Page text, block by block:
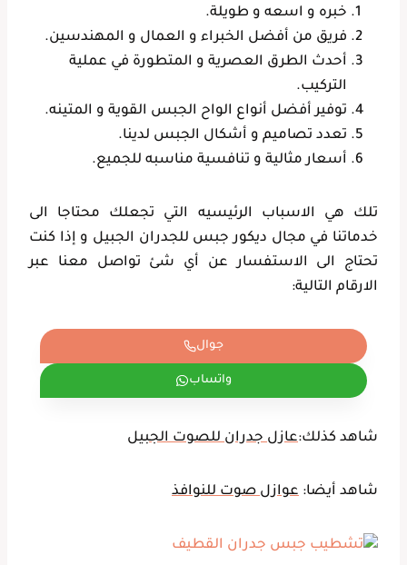
خبره و اسعه و طويلة.
فريق من أفضل الخبراء و العمال و المهندسين.
أحدث الطرق العصرية و المتطورة في عملية
التركيب.
توفير أفضل أنواع الواح الجبس القوية و المتينه.
تعدد تصاميم و أشكال الجبس لدينا.
أسعار مثالية و تنافسية مناسبه للجميع.
تلك هي الاسباب الرئيسيه التي تجعلك محتاجا الى
خدماتنا في مجال ديكور جبس للجدران الجبيل و إذا كنت
تحتاج الى الاستفسار عن أي شئ تواصل معنا عبر
الارقام التالية:
جوال
واتساب
شاهد كذلك:عازل جدران للصوت الجبيل
شاهد أيضا: عوازل صوت للنوافذ